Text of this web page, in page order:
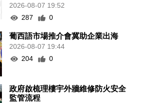
2026-08-07 19:52
287
0
葡西語市場推介會冀助企業出海
2026-08-07 19:44
204
0
政府啟梳理樓宇外牆維修防火安全
監管流程